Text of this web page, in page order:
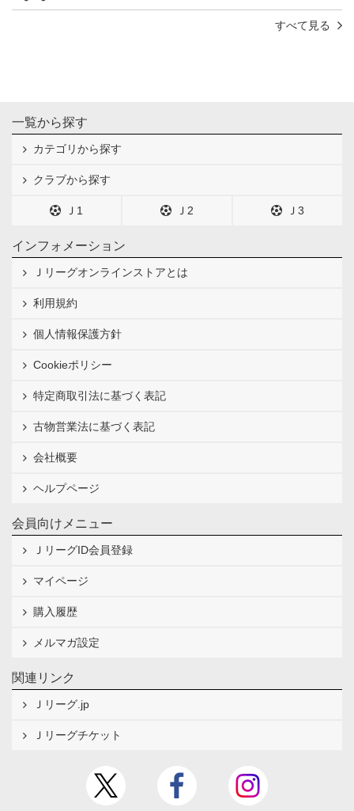
すべて見る
一覧から探す
カテゴリから探す
クラブから探す
Ｊ1 Ｊ2 Ｊ3
インフォメーション
Ｊリーグオンラインストアとは
利用規約
個人情報保護方針
Cookieポリシー
特定商取引法に基づく表記
古物営業法に基づく表記
会社概要
ヘルプページ
会員向けメニュー
ＪリーグID会員登録
マイページ
購入履歴
メルマガ設定
関連リンク
Ｊリーグ.jp
Ｊリーグチケット